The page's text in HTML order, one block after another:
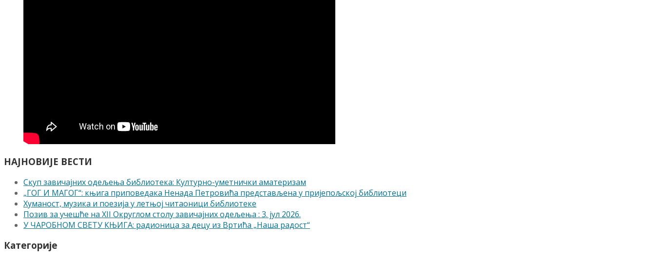
НАЈНОВИЈЕ ВЕСТИ
Скуп завичајних одељења библиотека: Културно-уметнички аматеризам
„ГОГ И МАГОГ“: књига приповедака Ненада Петровића представљена у пријепољској библиотеци
Хуманост, музика и поезија у летњој читаоници библиотеке
Позив за учешће на XII Округлом столу завичајних одељења : 3. јул 2026.
У ЧАРОБНОМ СВЕТУ КЊИГА: радионица за децу из Вртића „Наша радост“
Категорије